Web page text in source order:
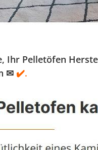
Ihr Pelletöfen
✉ ✔️.